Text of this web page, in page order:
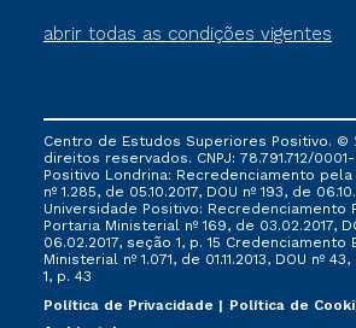
abrir todas as condições vigentes
vigente, que ainda não tenham
tenham cancelado ou trancado sua
via FIES, Prouni e outros programas
não se acumula com nenhuma outra
ofertada pela Instituição.
Centro de Estudos Superiores Positivo. ©
direitos reservados. CNPJ: 78.791.712/
Positivo Londrina: Recredenciamento
nº 1.285, de 05.10.2017, DOU nº 193, de
Universidade Positivo: Recredenciamento
Portaria Ministerial nº 169, de 03.02.2017,
06.02.2017, seção 1, p. 15 Credenciamento
Ministerial nº 1.071, de 01.11.2013, DOU nº
1, p. 43
Política de Privacidade
Política de